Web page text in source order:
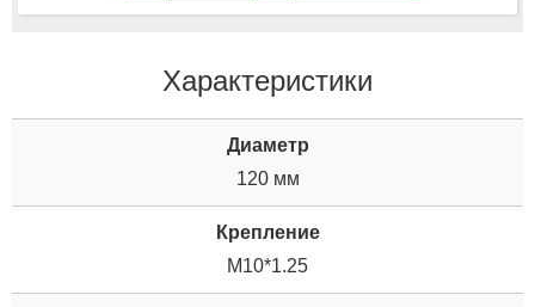
Характеристики
Диаметр
120 мм
Крепление
M10*1.25